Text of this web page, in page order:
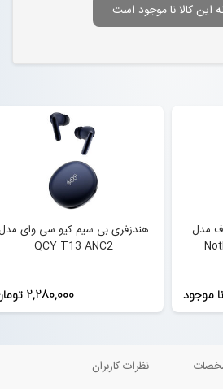
این کالا نا موجود است
مدل
نا موجود
هندزفری بی سیم کیو سی وای
QCY T13 ANC2
2,280,000 تومان
نظرات کاربران